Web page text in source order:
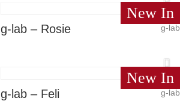
New In
g-lab – Rosie g-lab
New In
g-lab – Feli g-lab